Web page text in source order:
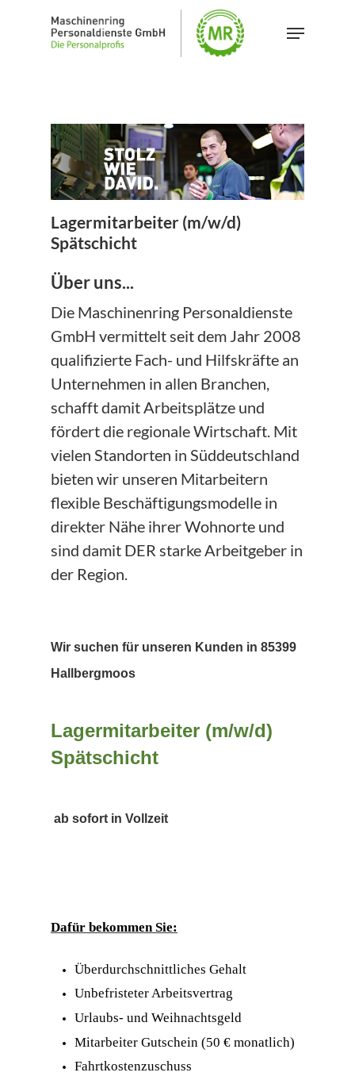
Menu
Lagermitarbeiter (m/w/d)
Spätschicht
Über uns...
Die Maschinenring Personaldienste
GmbH vermittelt seit dem Jahr 2008
qualifizierte Fach- und Hilfskräfte an
Unternehmen in allen Branchen,
schafft damit Arbeitsplätze und
fördert die regionale Wirtschaft. Mit
vielen Standorten in Süddeutschland
bieten wir unseren Mitarbeitern
flexible Beschäftigungsmodelle in
direkter Nähe ihrer Wohnorte und
sind damit DER starke Arbeitgeber in
der Region.
Wir suchen für unseren Kunden in 85399
Hallbergmoos
Lagermitarbeiter (m/w/d)
Spätschicht
ab sofort in Vollzeit
Dafür bekommen Sie:
Überdurchschnittliches Gehalt
Unbefristeter Arbeitsvertrag
Urlaubs- und Weihnachtsgeld
Mitarbeiter Gutschein (50 € monatlich)
Fahrtkostenzuschuss